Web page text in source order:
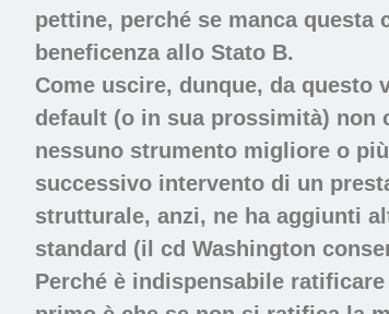
pettine, perché se manca
beneficenza allo Stato B.
Come uscire, dunque, da
default (o in sua prossimità) non
nessuno strumento migliore o
successivo intervento di un
strutturale, anzi, ne ha aggiunti
standard (il cd Washington
Perché è indispensabile